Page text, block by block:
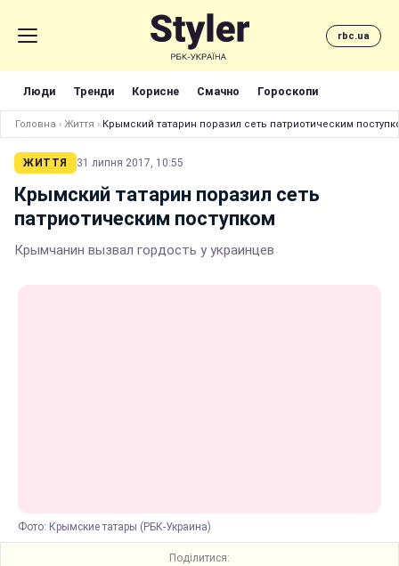
rbc.ua
Люди Тренди Корисне Смачно Гороскопи
Головна › Життя › Крымский татарин поразил сеть патриотическим
ЖИТТЯ 31 липня 2017, 10:55
Крымский татарин поразил сеть
патриотическим поступком
Крымчанин вызвал гордость у украинцев
Фото: Крымские татары (РБК-Украина)
Поділитися: